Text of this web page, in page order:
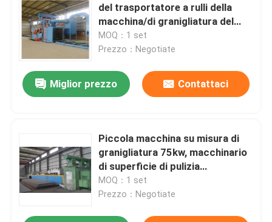
del trasportatore a rulli della
macchina/di granigliatura del
fascio della struttura d'acciaio H
MOQ：1 set
Prezzo：Negotiate
Miglior prezzo Contattaci
Piccola macchina su misura di
granigliatura 75kw, macchinario
di superficie di pulizia
dell'acciaio
MOQ：1 set
Prezzo：Negotiate